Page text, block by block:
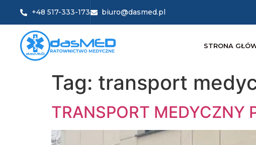
+48 517-333-173 biuro@dasmed.pl
STRONA
Tag: transport
TRANSPORT MEDYCZNY